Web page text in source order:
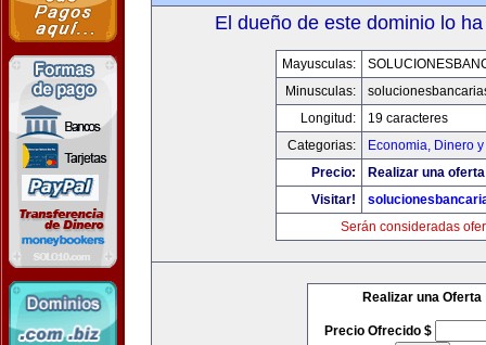
El dueño de este dominio lo
Mayusculas:
Minusculas:
Longitud:
19 caracteres
Categorias:
Economia, Dinero
Precio:
Realizar una
Visitar!
Serán consideradas
Realizar una Oferta
Precio Ofrecido $